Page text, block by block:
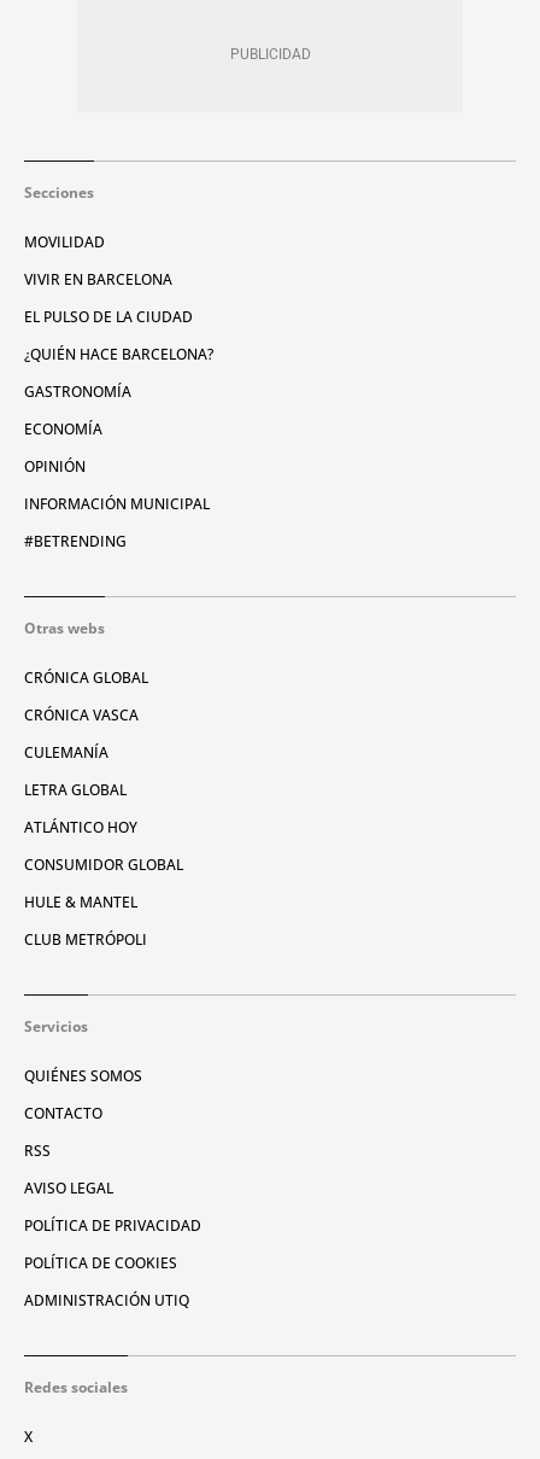
Secciones
MOVILIDAD
VIVIR EN BARCELONA
EL PULSO DE LA CIUDAD
¿QUIÉN HACE BARCELONA?
GASTRONOMÍA
ECONOMÍA
OPINIÓN
INFORMACIÓN MUNICIPAL
#BETRENDING
Otras webs
CRÓNICA GLOBAL
CRÓNICA VASCA
CULEMANÍA
LETRA GLOBAL
ATLÁNTICO HOY
CONSUMIDOR GLOBAL
HULE & MANTEL
CLUB METRÓPOLI
Servicios
QUIÉNES SOMOS
CONTACTO
RSS
AVISO LEGAL
POLÍTICA DE PRIVACIDAD
POLÍTICA DE COOKIES
ADMINISTRACIÓN UTIQ
Redes sociales
X